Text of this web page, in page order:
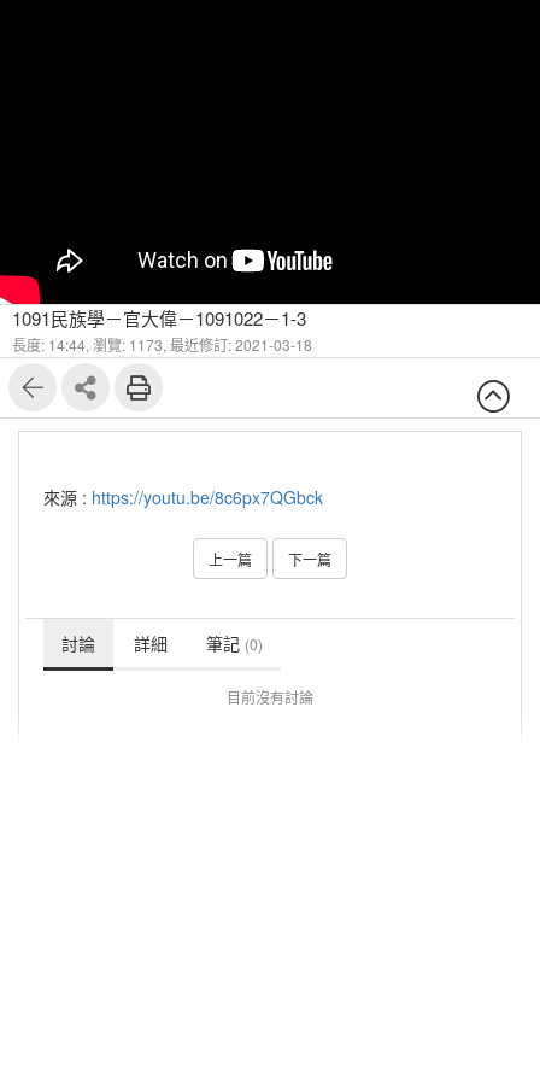
1091民族學－官大偉－1091022－1-3
長度: 14:44, 瀏覽: 1173, 最近修訂: 2021-03-18
來源 : https://youtu.be/8c6px7QGbck
上一篇 下一篇
討論 詳細 筆記 (0)
目前沒有討論